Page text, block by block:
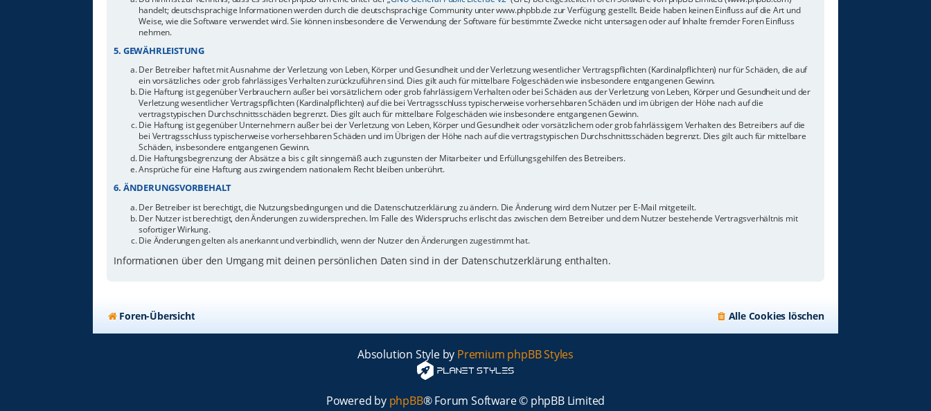
handelt; deutschsprachige Informationen werden durch die deutschsprachige Community unter www.phpbb.de zur Verfügung gestellt. Beide haben keinen Einfluss auf die Art und
Weise, wie die Software verwendet wird. Sie können insbesondere die Verwendung der Software für bestimmte Zwecke nicht untersagen oder auf Inhalte fremder Foren Einfluss
nehmen.
5. GEWÄHRLEISTUNG
Der Betreiber haftet mit Ausnahme der Verletzung von Leben, Körper und Gesundheit und der Verletzung wesentlicher Vertragspflichten (Kardinalpflichten) nur für Schäden, die auf
ein vorsätzliches oder grob fahrlässiges Verhalten zurückzuführen sind. Dies gilt auch für mittelbare Folgeschäden wie insbesondere entgangenen Gewinn.
Die Haftung ist gegenüber Verbrauchern außer bei vorsätzlichem oder grob fahrlässigem Verhalten oder bei Schäden aus der Verletzung von Leben, Körper und Gesundheit und der
Verletzung wesentlicher Vertragspflichten (Kardinalpflichten) auf die bei Vertragsschluss typischerweise vorhersehbaren Schäden und im übrigen der Höhe nach auf die
vertragstypischen Durchschnittsschäden begrenzt. Dies gilt auch für mittelbare Folgeschäden wie insbesondere entgangenen Gewinn.
Die Haftung ist gegenüber Unternehmern außer bei der Verletzung von Leben, Körper und Gesundheit oder vorsätzlichem oder grob fahrlässigem Verhalten des Betreibers auf die
bei Vertragsschluss typischerweise vorhersehbaren Schäden und im Übrigen der Höhe nach auf die vertragstypischen Durchschnittsschäden begrenzt. Dies gilt auch für mittelbare
Schäden, insbesondere entgangenen Gewinn.
Die Haftungsbegrenzung der Absätze a bis c gilt sinngemäß auch zugunsten der Mitarbeiter und Erfüllungsgehilfen des Betreibers.
Ansprüche für eine Haftung aus zwingendem nationalem Recht bleiben unberührt.
6. ÄNDERUNGSVORBEHALT
Der Betreiber ist berechtigt, die Nutzungsbedingungen und die Datenschutzerklärung zu ändern. Die Änderung wird dem Nutzer per E-Mail mitgeteilt.
Der Nutzer ist berechtigt, den Änderungen zu widersprechen. Im Falle des Widerspruchs erlischt das zwischen dem Betreiber und dem Nutzer bestehende Vertragsverhältnis mit
sofortiger Wirkung.
Die Änderungen gelten als anerkannt und verbindlich, wenn der Nutzer den Änderungen zugestimmt hat.
Informationen über den Umgang mit deinen persönlichen Daten sind in der Datenschutzerklärung enthalten.
Foren-Übersicht Alle Cookies löschen
Absolution Style by Premium phpBB Styles
Powered by phpBB® Forum Software © phpBB Limited